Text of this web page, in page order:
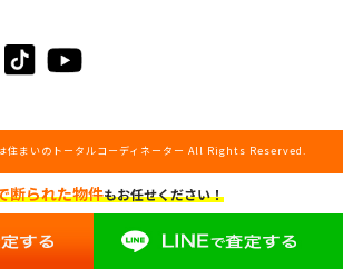
断られた物件もお任せください！
まいのトータルコーディネーター All Rights Reserved.